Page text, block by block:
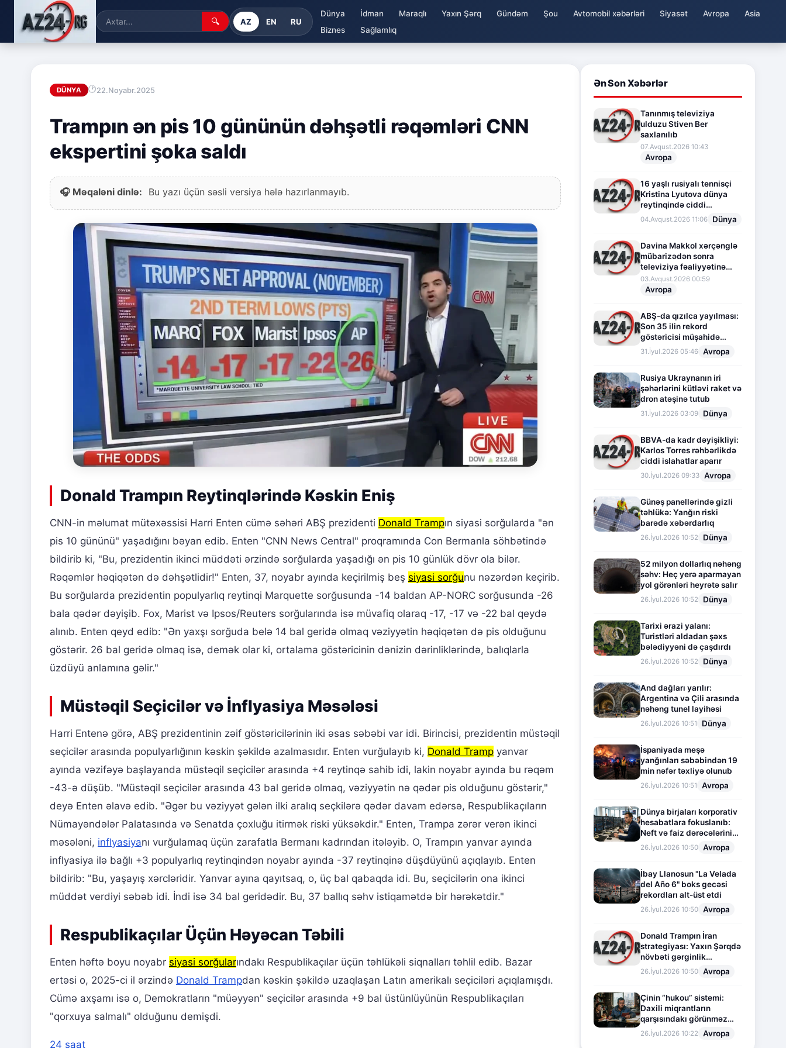
🔍 AZ EN RU
Dünya İdman Maraqlı Yaxın Şərq Gündəm Şou Avtomobil xəbərləri Siyasət Avropa
Asia
Biznes
Sağlamlıq
DÜNYA 22.Noyabr.2025
Trampın ən pis 10 gününün dəhşətli rəqəmləri CNN
ekspertini şoka saldı
🎧 Məqaləni dinlə: Bu yazı üçün səsli versiya hələ hazırlanmayıb.
Donald Trampın Reytinqlərində Kəskin Eniş
CNN-in məlumat mütəxəssisi Harri Enten cümə səhəri ABŞ prezidenti Donald Trampın siyasi sorğularda "ən
pis 10 gününü" yaşadığını bəyan edib. Enten "CNN News Central" proqramında Con Bermanla söhbətində
bildirib ki, "Bu, prezidentin ikinci müddəti ərzində sorğularda yaşadığı ən pis 10 günlük dövr ola bilər.
Rəqəmlər həqiqətən də dəhşətlidir!" Enten, 37, noyabr ayında keçirilmiş beş siyasi sorğunu nəzərdən keçirib.
Bu sorğularda prezidentin populyarlıq reytinqi Marquette sorğusunda -14 baldan AP-NORC sorğusunda -26
bala qədər dəyişib. Fox, Marist və Ipsos/Reuters sorğularında isə müvafiq olaraq -17, -17 və -22 bal qeydə
alınıb. Enten qeyd edib: "Ən yaxşı sorğuda belə 14 bal geridə olmaq vəziyyətin həqiqətən də pis olduğunu
göstərir. 26 bal geridə olmaq isə, demək olar ki, ortalama göstəricinin dənizin dərinliklərində, balıqlarla
üzdüyü anlamına gəlir."
Müstəqil Seçicilər və İnflyasiya Məsələsi
Harri Entenə görə, ABŞ prezidentinin zəif göstəricilərinin iki əsas səbəbi var idi. Birincisi, prezidentin müstəqil
seçicilər arasında populyarlığının kəskin şəkildə azalmasıdır. Enten vurğulayıb ki, Donald Tramp yanvar
ayında vəzifəyə başlayanda müstəqil seçicilər arasında +4 reytinqə sahib idi, lakin noyabr ayında bu rəqəm
-43-ə düşüb. "Müstəqil seçicilər arasında 43 bal geridə olmaq, vəziyyətin nə qədər pis olduğunu göstərir,"
deyə Enten əlavə edib. "Əgər bu vəziyyət gələn ilki aralıq seçkilərə qədər davam edərsə, Respublikaçıların
Nümayəndələr Palatasında və Senatda çoxluğu itirmək riski yüksəkdir." Enten, Trampa zərər verən ikinci
məsələni, inflyasiyanı vurğulamaq üçün zarafatla Bermanı kadrından itələyib. O, Trampın yanvar ayında
inflyasiya ilə bağlı +3 populyarlıq reytinqindən noyabr ayında -37 reytinqinə düşdüyünü açıqlayıb. Enten
bildirib: "Bu, yaşayış xərcləridir. Yanvar ayına qayıtsaq, o, üç bal qabaqda idi. Bu, seçicilərin ona ikinci
müddət verdiyi səbəb idi. İndi isə 34 bal geridədir. Bu, 37 ballıq səhv istiqamətdə bir hərəkətdir."
Respublikaçılar Üçün Həyəcan Təbili
Enten həftə boyu noyabr siyasi sorğularındakı Respublikaçılar üçün təhlükəli siqnalları təhlil edib. Bazar
ertəsi o, 2025-ci il ərzində Donald Trampdan kəskin şəkildə uzaqlaşan Latın amerikalı seçiciləri açıqlamışdı.
Cümə axşamı isə o, Demokratların "müəyyən" seçicilər arasında +9 bal üstünlüyünün Respublikaçıları
"qorxuya salmalı" olduğunu demişdi.
24 saat
Ən Son Xəbərlər
Tanınmış televiziya
ulduzu Stiven Ber
saxlanılıb
07.Avqust.2026 10:43
Avropa
16 yaşlı rusiyalı tennisçi
Kristina Lyutova dünya
reytinqində ciddi
irəliləyişə imza atdı
04.Avqust.2026 11:06 Dünya
Davina Makkol xərçənglə
mübarizədən sonra
televiziya fəaliyyətinə
fasilə verir
03.Avqust.2026 00:59
Avropa
ABŞ-da qızılca yayılması:
Son 35 ilin rekord
göstəricisi müşahidə
olunur
31.İyul.2026 05:46 Avropa
Rusiya Ukraynanın iri
şəhərlərini kütləvi raket və
dron atəşinə tutub
31.İyul.2026 03:09 Dünya
BBVA-da kadr dəyişikliyi:
Karlos Torres rəhbərlikdə
ciddi islahatlar aparır
30.İyul.2026 09:33 Avropa
Günəş panellərində gizli
təhlükə: Yanğın riski
barədə xəbərdarlıq
26.İyul.2026 10:52 Dünya
52 milyon dollarlıq nəhəng
səhv: Heç yerə aparmayan
yol görənləri heyrətə salır
26.İyul.2026 10:52 Dünya
Tarixi ərazi yalanı:
Turistləri aldadan şəxs
bələdiyyəni də çaşdırdı
26.İyul.2026 10:52 Dünya
And dağları yarılır:
Argentina və Çili arasında
nəhəng tunel layihəsi
26.İyul.2026 10:51 Dünya
İspaniyada meşə
yanğınları səbəbindən 19
min nəfər təxliyə olunub
26.İyul.2026 10:51 Avropa
Dünya birjaları korporativ
hesabatlara fokuslanıb:
Neft və faiz dərəcələrinin
təsiri altında cari vəziyyət
26.İyul.2026 10:50 Avropa
İbay Llanosun "La Velada
del Año 6" boks gecəsi
rekordları alt-üst etdi
26.İyul.2026 10:50 Avropa
Donald Trampın İran
strategiyası: Yaxın Şərqdə
növbəti gərginlik
mərhələsi
26.İyul.2026 10:50 Avropa
Çinin “hukou” sistemi:
Daxili miqrantların
qarşısındakı görünməz
sədd
26.İyul.2026 10:22 Avropa